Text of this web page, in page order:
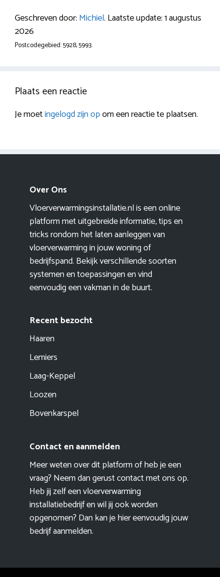
Geschreven door: Michiel. Laatste update: 1 augustus
2026
Postcodegebied: 5928, 5993.
Plaats een reactie
Je moetingelogd zijn opom een reactie te plaatsen.
Over Ons
Vloerverwarmingsinstallatie.nl is een online
platform met uitgebreide informatie, tips en
tricks rondom het laten aanleggen van
vloerverwarming in jouw woning of
bedrijfspand. Bekijk verschillende soorten
systemen en toepassingen en vind
eenvoudig een vakman in de buurt.
Recent bezocht
Haaren
Lemiers
Laag-Keppel
Loozen
Bovenkarspel
Contact en aanmelden
Meer weten over dit platform of heb je een
vraag? Neem dan gerust contact met ons op.
Heb jij zelf een vloerverwarming
installatiebedrijf en wil jij ook worden
opgenomen? Dan kan je hier eenvoudigjouw
bedrijf aanmelden.